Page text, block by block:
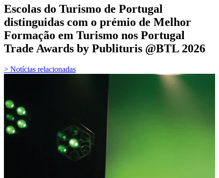
Escolas do Turismo de Portugal
distinguidas com o prémio de Melhor
Formação em Turismo nos Portugal
Trade Awards by Publituris @BTL 2026
> Notícias relacionadas